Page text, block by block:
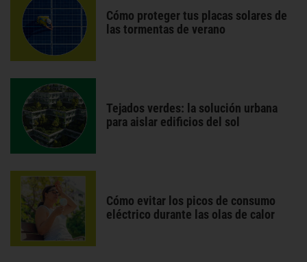
Cómo proteger tus placas solares de
las tormentas de verano
Tejados verdes: la solución urbana
para aislar edificios del sol
Cómo evitar los picos de consumo
eléctrico durante las olas de calor